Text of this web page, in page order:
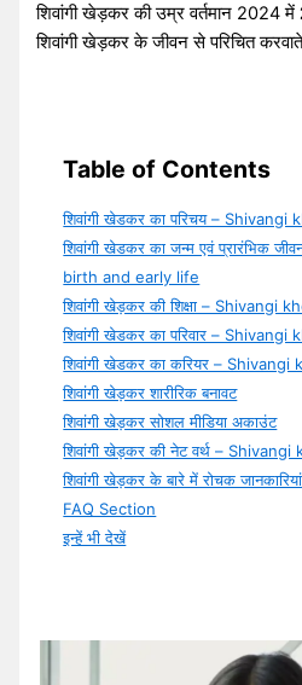
शिवांगी खेड़कर की उम्र वर्तमान 2024 में
शिवांगी खेड़कर के जीवन से परिचित
Table of Contents
शिवांगी खेडकर का परिचय –
शिवांगी खेडकर का जन्म एवं प्रारंभिक
birth and early life
शिवांगी खेड़कर की शिक्षा – Shivangi
शिवांगी खेडकर का परिवार –
शिवांगी खेडकर का करियर –
शिवांगी खेड़कर शारीरिक बनावट
शिवांगी खेड़कर सोशल मीडिया अकाउंट
शिवांगी खेड़कर की नेट वर्थ –
शिवांगी खेड़कर के बारे में रोचक जानकारियां
FAQ Section
इन्हें भी देखें